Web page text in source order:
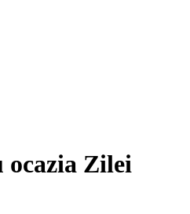
ocazia Zilei